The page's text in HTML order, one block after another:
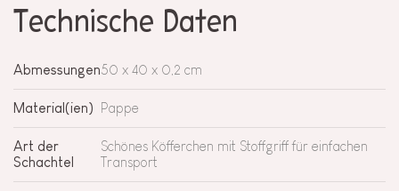
Technische Daten
Abmessungen50 x 40 x 0,2 cm
Material(ien) Pappe
Art der
Schachtel
Schönes Köfferchen mit Stoffgriff für einfachen
Transport